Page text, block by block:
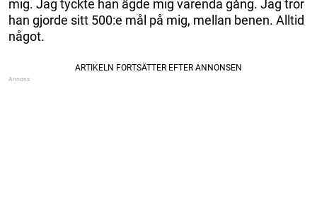
mig. Jag tyckte han ägde mig varenda gång. Jag tror
han gjorde sitt 500:e mål på mig, mellan benen. Alltid
något.